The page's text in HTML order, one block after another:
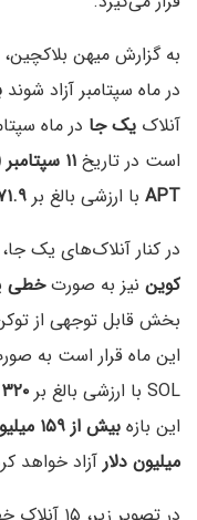
به گزارش میهن
در ماه سپتامبر آزاد شوند
آنلاک یک جا در ماه
است در تاریخ ۱۱ سپتامبر (۲۱ شهریور)
APT با ارزشی بالغ بر
در کنار آنلاک‌های یک
کوین نیز به صورتخطی
بخش قابل توجهی از
این ماه قرار است به
SOL با ارزشی بالغ بر
این بازه بیش از ۱۵۹ میلیون واحد
میلیون دلارآزاد خواهد